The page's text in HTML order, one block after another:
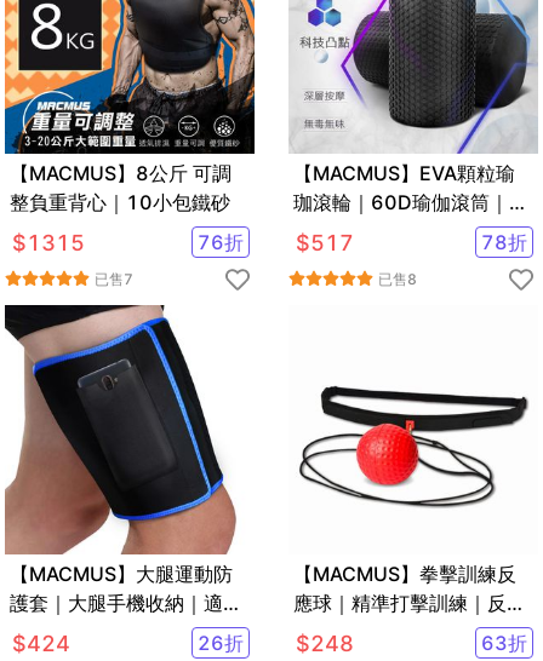
【MACMUS】8公斤 可調
整負重背心｜10小包鐵砂
$1315 76折
已售7
【MACMUS】EVA顆粒瑜
珈滾輪｜60D瑜伽滾筒｜基
本款瑜珈柱狼牙棒滾筒按摩
滾筒
$517 78折
已售8
【MACMUS】大腿運動防
護套｜大腿手機收納｜適合
藍球、跑步
$424 26折
【MACMUS】拳擊訓練反
應球｜精準打擊訓練｜反能
能力訓練｜超Q彈發泡球
$248 63折